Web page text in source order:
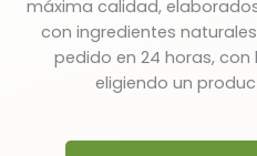
máxima calidad,
con ingredientes
pedido en 24 horas,
eligiendo un